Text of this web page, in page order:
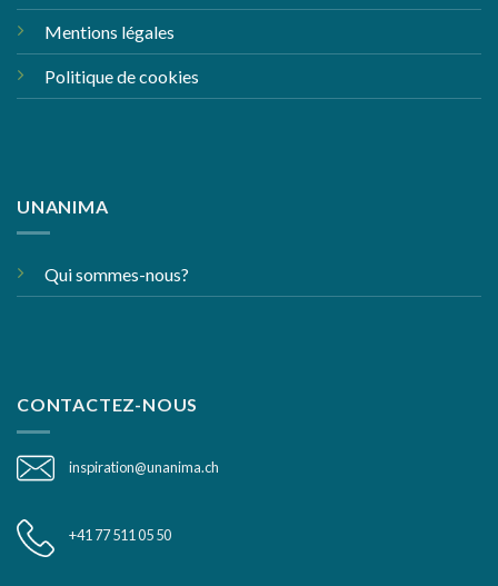
Mentions légales
Politique de cookies
UNANIMA
Qui sommes-nous?
CONTACTEZ-NOUS
inspiration@unanima.ch
+41 77 511 05 50